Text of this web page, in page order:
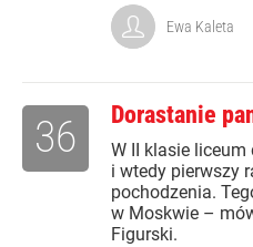
Ewa Kaleta
Dorastanie
W II klasie liceum
i wtedy pierwszy
pochodzenia.
w Moskwie –
Figurski.
36